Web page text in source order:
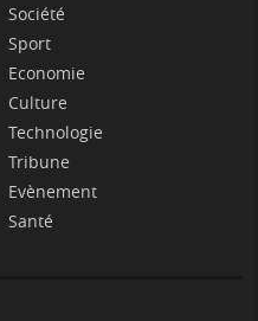
Société
Sport
Economie
Culture
Technologie
Tribune
Evènement
Santé